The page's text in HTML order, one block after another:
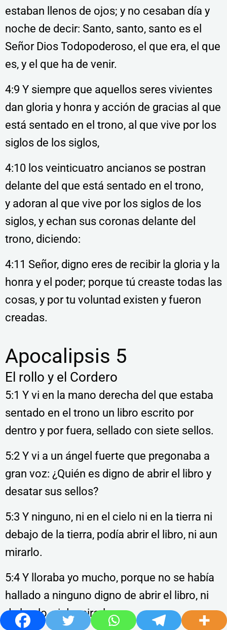
estaban llenos de ojos; y no cesaban día y
noche de decir: Santo, santo, santo es el
Señor Dios Todopoderoso, el que era, el que
es, y el que ha de venir.
4:9 Y siempre que aquellos seres vivientes
dan gloria y honra y acción de gracias al que
está sentado en el trono, al que vive por los
siglos de los siglos,
4:10 los veinticuatro ancianos se postran
delante del que está sentado en el trono,
y adoran al que vive por los siglos de los
siglos, y echan sus coronas delante del
trono, diciendo:
4:11 Señor, digno eres de recibir la gloria y la
honra y el poder; porque tú creaste todas las
cosas, y por tu voluntad existen y fueron
creadas.
Apocalipsis 5
El rollo y el Cordero
5:1 Y vi en la mano derecha del que estaba
sentado en el trono un libro escrito por
dentro y por fuera, sellado con siete sellos.
5:2 Y vi a un ángel fuerte que pregonaba a
gran voz: ¿Quién es digno de abrir el libro y
desatar sus sellos?
5:3 Y ninguno, ni en el cielo ni en la tierra ni
debajo de la tierra, podía abrir el libro, ni aun
mirarlo.
5:4 Y lloraba yo mucho, porque no se había
hallado a ninguno digno de abrir el libro, ni
de leerlo, ni de mirarlo.